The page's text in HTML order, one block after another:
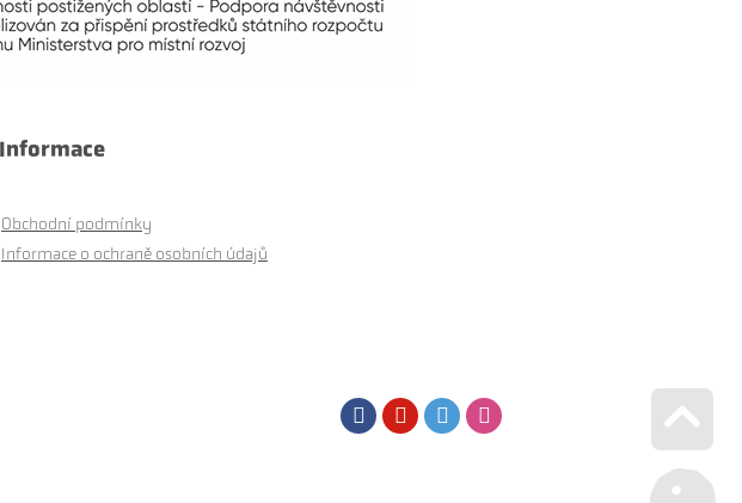
Informace
Obchodní podmínky
Informace o ochraně osobních údajů
FacebookYoutubeTwitter
Go